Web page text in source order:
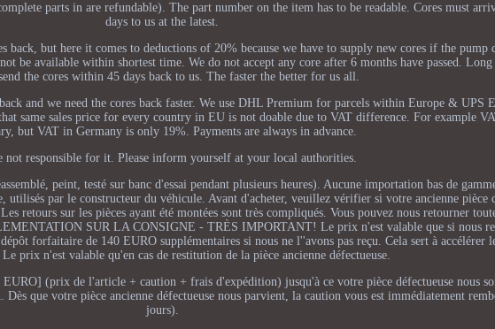
parts in are refundable). The part number on the item has to be readable. Cores must
days to us at the latest.
back, but here it comes to deductions of 20% because we have to supply new cores if the pump
be available within shortest time. We do not accept any core after 6 months have passed.
the cores within 45 days back to us. The faster the better for us all.
and we need the cores back faster. We use DHL Premium for parcels within Europe & UPS
same sales price for every country in EU is not doable due to VAT difference. For example
but VAT in Germany is only 19%. Payments are always in advance.
not responsible for it. Please inform yourself at your local authorities.
peint, testé sur banc d'essai pendant plusieurs heures). Aucune importation bas de
utilisés par le constructeur du véhicule. Avant d'acheter, veuillez vérifier si votre ancienne pièce
retours sur les pièces ayant été montées sont très compliqués. Vous pouvez nous retourner
SUR LA CONSIGNE - TRÈS IMPORTANT! Le prix n'est valable que si nous
forfaitaire de 140 EURO supplémentaires si nous ne l''avons pas reçu. Cela sert à accélérer
prix n'est valable qu'en cas de restitution de la pièce ancienne défectueuse.
(prix de l'article + caution + frais d'expédition) jusqu'à ce votre pièce défectueuse nous
Dès que votre pièce ancienne défectueuse nous parvient, la caution vous est immédiatement
jours).